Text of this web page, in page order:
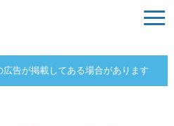
広告が掲載してある場合があります